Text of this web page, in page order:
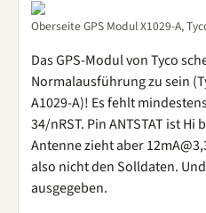
Oberseite GPS Modul X1029-A,
Das GPS-Modul von Tyco
Normalausführung zu sein
A1029-A)! Es fehlt
34/nRST. Pin ANTSTAT ist Hi
Antenne zieht aber
also nicht den Solldaten.
ausgegeben.